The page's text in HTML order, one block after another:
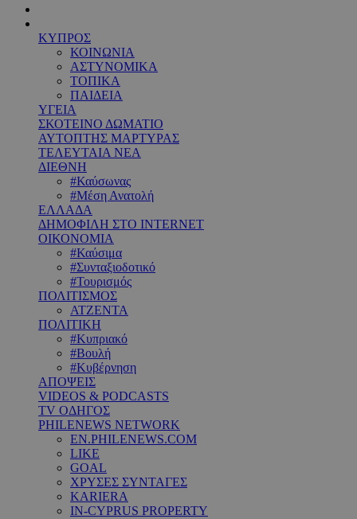
ΚΥΠΡΟΣ
ΚΟΙΝΩΝΙΑ
ΑΣΤΥΝΟΜΙΚΑ
ΤΟΠΙΚΑ
ΠΑΙΔΕΙΑ
ΥΓΕΙΑ
ΣΚΟΤΕΙΝΟ ΔΩΜΑΤΙΟ
ΑΥΤΟΠΤΗΣ ΜΑΡΤΥΡΑΣ
ΤΕΛΕΥΤΑΙΑ ΝΕΑ
ΔΙΕΘΝΗ
#Καύσωνας
#Μέση Ανατολή
ΕΛΛΑΔΑ
ΔΗΜΟΦΙΛΗ ΣΤΟ INTERNET
ΟΙΚΟΝΟΜΙΑ
#Καύσιμα
#Συνταξιοδοτικό
#Τουρισμός
ΠΟΛΙΤΙΣΜΟΣ
ΑΤΖΕΝΤΑ
ΠΟΛΙΤΙΚΗ
#Κυπριακό
#Βουλή
#Κυβέρνηση
ΑΠΟΨΕΙΣ
VIDEOS & PODCASTS
TV ΟΔΗΓΟΣ
PHILENEWS NETWORK
EN.PHILENEWS.COM
LIKE
GOAL
ΧΡΥΣΕΣ ΣΥΝΤΑΓΕΣ
KARIERA
IN-CYPRUS PROPERTY